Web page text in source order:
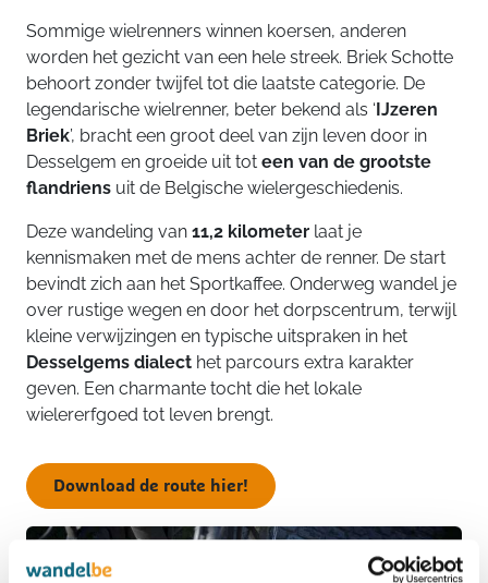
Sommige wielrenners winnen koersen, anderen
worden het gezicht van een hele streek. Briek Schotte
behoort zonder twijfel tot die laatste categorie. De
legendarische wielrenner, beter bekend als ‘ IJzeren
Briek’, bracht een groot deel van zijn leven door in
Desselgem en groeide uit tot een van de grootste
flandriens uit de Belgische wielergeschiedenis.
Deze wandeling van 11,2 kilometer laat je
kennismaken met de mens achter de renner. De start
bevindt zich aan het Sportkaffee. Onderweg wandel je
over rustige wegen en door het dorpscentrum, terwijl
kleine verwijzingen en typische uitspraken in het
Desselgems dialect het parcours extra karakter
geven. Een charmante tocht die het lokale
wielererfgoed tot leven brengt.
Download de route hier!